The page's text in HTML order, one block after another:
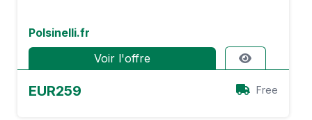
Polsinelli.fr
Voir l'offre
EUR259 Free